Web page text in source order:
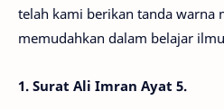
telah kami berikan tanda warna
memudahkan dalam belajar
1. Surat Ali Imran Ayat 5.